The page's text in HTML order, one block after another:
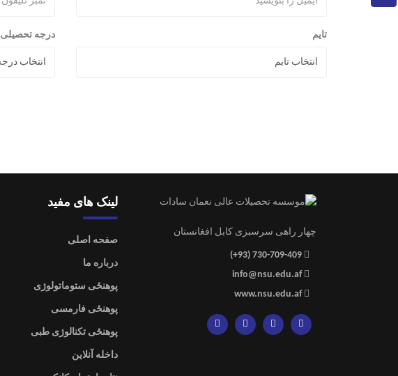
تایم درجه تحصیلی
چهار راهی سرسبزی کابل افغانستان
(+93) 730-709-409
info@nsu.edu.af
www.nsu.edu.af
لینک های مفید
صفحه اصلی
درباره ما
پوهنځی ستوماتولوژی
پوهنځی فارمسی
پوهنځی تکنالوژی طبی
داخله آنلاین